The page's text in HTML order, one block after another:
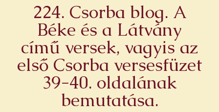
224. Csorba blog. A
Béke és a Látvány
című versek, vagyis az
első Csorba versesfüzet
39-40. oldalának
bemutatása.